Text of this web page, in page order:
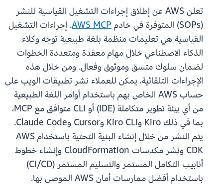
تعلن AWS عن إطلاق إجراءات التشغيل القياسية للنشر
(SOPs) المتوفرة في خادم
AWS MCP. إجراءات التشغيل
القياسية هي تعليمات منظمة بلغة طبيعية توجه وكلاء
الذكاء الاصطناعي خلال مهام معقدة ومتعددة الخطوات
لضمان سلوك متسق وموثوق وفعال. ومن خلال هذه
الإجراءات التلقائية، يمكن للعملاء نشر تطبيقات الويب على
حساب AWS الخاص بهم باستخدام أوامر اللغة الطبيعية
من أي بيئة تطوير متكاملة (IDE) أو CLI متوافق مع MCP،
بما في ذلك Kiro وKiro CLI وCursor وClaude Code.
يتم النشر من خلال إنشاء البنية التحتية باستخدام AWS
CDK ونشر مكدسات CloudFormation وإنشاء خطوط
أنابيب التكامل المستمر والتسليم المستمر (CI/CD)
باستخدام أفضل ممارسات أمان AWS الموصى بها.